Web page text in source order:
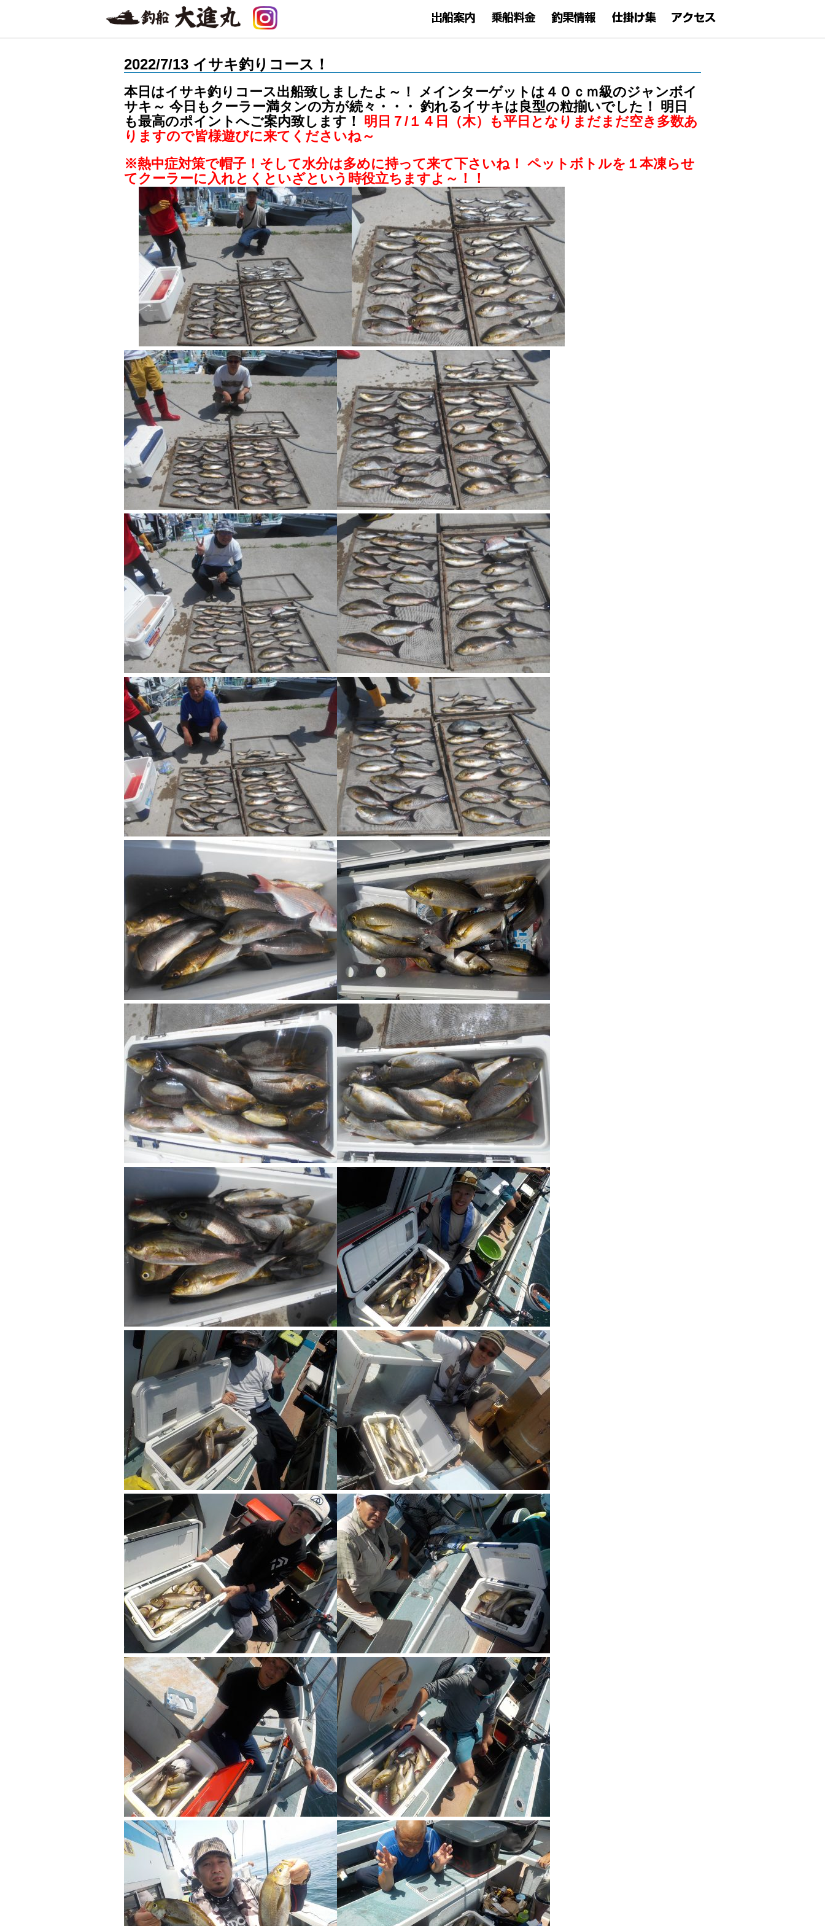
2022/7/13 イサキ釣りコース！
本日はイサキ釣りコース出船致しましたよ～！ メインターゲットは４０ｃｍ級のジャンボイ
サキ～ 今日もクーラー満タンの方が続々・・・ 釣れるイサキは良型の粒揃いでした！ 明日
も最高のポイントへご案内致します！ 明日７/１４日（木）も平日となりまだまだ空き多数あ
りますので皆様遊びに来てくださいね～
※熱中症対策で帽子！そして水分は多めに持って来て下さいね！ ペットボトルを１本凍らせ
てクーラーに入れとくといざという時役立ちますよ～！！